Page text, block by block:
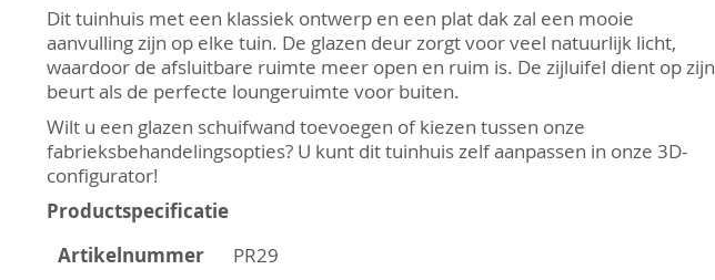
het
begin
van
de
afbeeldingen-
gallerij
Dit tuinhuis met een klassiek ontwerp en een plat dak zal een mooie
aanvulling zijn op elke tuin. De glazen deur zorgt voor veel natuurlijk licht,
waardoor de afsluitbare ruimte meer open en ruim is. De zijluifel dient op zijn
beurt als de perfecte loungeruimte voor buiten.
Wilt u een glazen schuifwand toevoegen of kiezen tussen onze
fabrieksbehandelingsopties? U kunt dit tuinhuis zelf aanpassen in onze 3D-
configurator!
Productspecificatie
Artikelnummer
PR29